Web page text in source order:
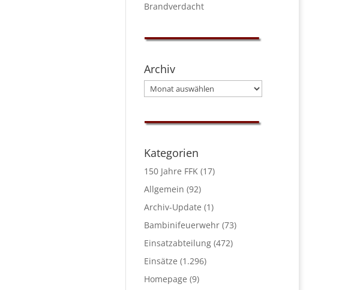
Brandverdacht
Archiv
Archiv
Kategorien
150 Jahre FFK (17)
Allgemein (92)
Archiv-Update (1)
Bambinifeuerwehr (73)
Einsatzabteilung (472)
Einsätze (1.296)
Homepage (9)